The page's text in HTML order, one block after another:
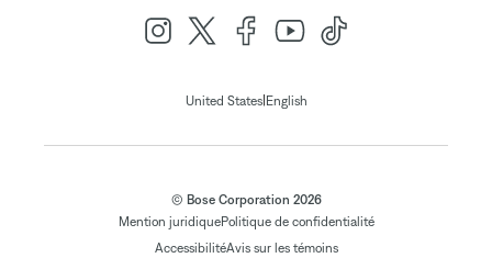
United States| English
© Bose Corporation 2026
Mention juridiquePolitique de confidentialité
AccessibilitéAvis sur les témoins